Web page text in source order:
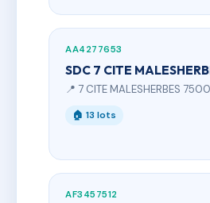
AA4277653
SDC 7 CITE
📍 7 CITE MALESHERBES
🏠 13 lots
AF3457512